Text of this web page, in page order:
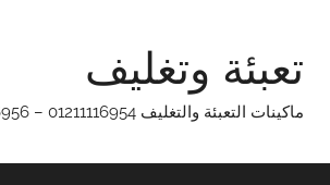
content
تعبئة وتغليف
ماكينات التعبئة والتغليف 01211116954 – 01211116956 – 01211116958